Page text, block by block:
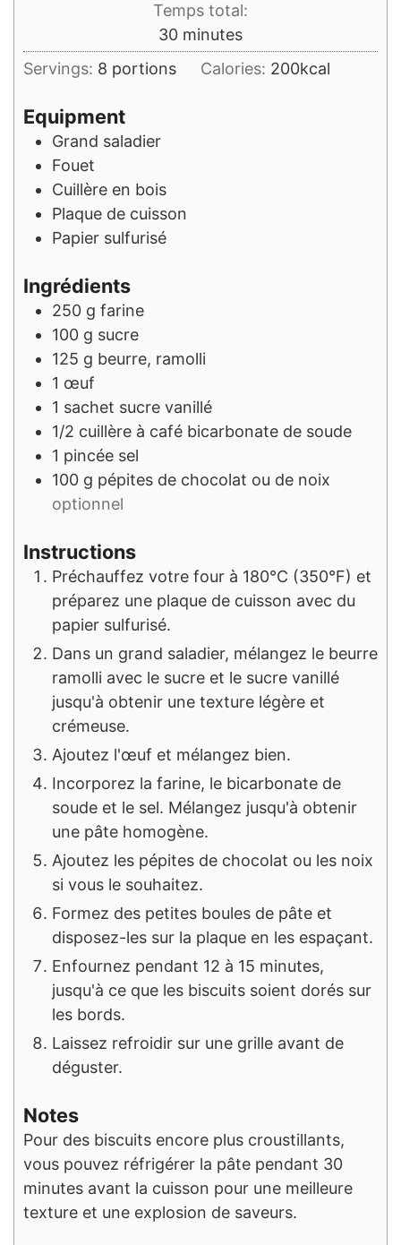
Temps total:
30minutes
minutes
Servings: 8 portions Calories: 200kcal
Equipment
Grand saladier
Fouet
Cuillère en bois
Plaque de cuisson
Papier sulfurisé
Ingrédients
250 g farine
100 g sucre
125 g beurre, ramolli
1 œuf
1 sachet sucre vanillé
1/2 cuillère à café bicarbonate de soude
1 pincée sel
100 g pépites de chocolat ou de noix
optionnel
Instructions
Préchauffez votre four à 180°C (350°F) et
préparez une plaque de cuisson avec du
papier sulfurisé.
Dans un grand saladier, mélangez le beurre
ramolli avec le sucre et le sucre vanillé
jusqu'à obtenir une texture légère et
crémeuse.
Ajoutez l'œuf et mélangez bien.
Incorporez la farine, le bicarbonate de
soude et le sel. Mélangez jusqu'à obtenir
une pâte homogène.
Ajoutez les pépites de chocolat ou les noix
si vous le souhaitez.
Formez des petites boules de pâte et
disposez-les sur la plaque en les espaçant.
Enfournez pendant 12 à 15 minutes,
jusqu'à ce que les biscuits soient dorés sur
les bords.
Laissez refroidir sur une grille avant de
déguster.
Notes
Pour des biscuits encore plus croustillants,
vous pouvez réfrigérer la pâte pendant 30
minutes avant la cuisson pour une meilleure
texture et une explosion de saveurs.